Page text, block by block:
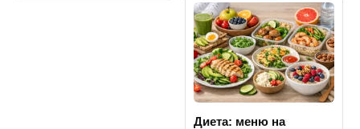
Диета: меню на